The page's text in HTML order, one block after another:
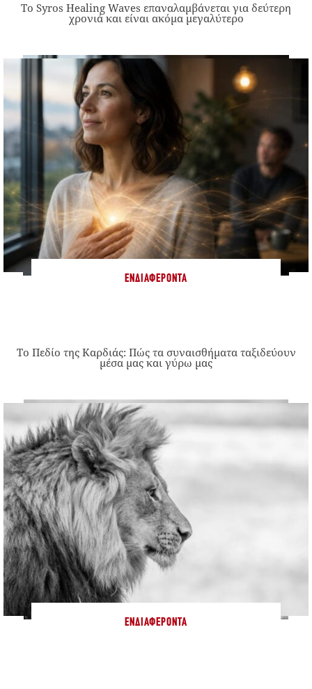
Το Syros Healing Waves επαναλαμβάνεται για δεύτερη
χρονιά και είναι ακόμα μεγαλύτερο
ΕΝΔΙΑΦΈΡΟΝΤΑ
Το Πεδίο της Καρδιάς: Πώς τα συναισθήματα ταξιδεύουν
μέσα μας και γύρω μας
ΕΝΔΙΑΦΈΡΟΝΤΑ